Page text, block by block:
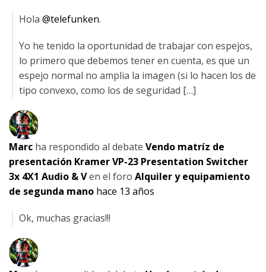
Hola @telefunken.
Yo he tenido la oportunidad de trabajar con espejos,
lo primero que debemos tener en cuenta, es que un
espejo normal no amplia la imagen (si lo hacen los de
tipo convexo, como los de seguridad […]
Marc ha respondido al debate Vendo matríz de
presentación Kramer VP-23 Presentation Switcher
3x 4X1 Audio & Ven el foro Alquiler y equipamiento
de segunda mano hace 13 años
Ok, muchas gracias!!!